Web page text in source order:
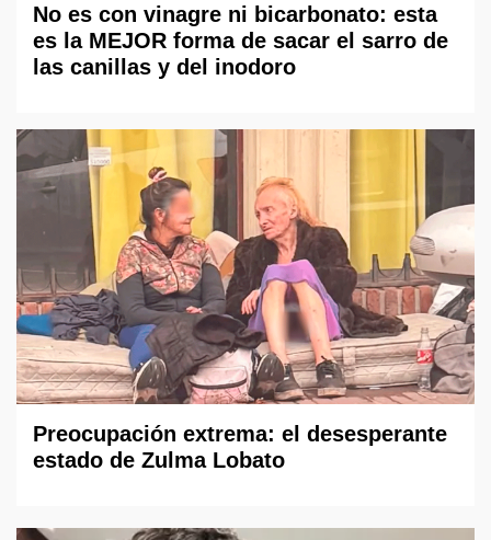
No es con vinagre ni bicarbonato: esta
es la MEJOR forma de sacar el sarro de
las canillas y del inodoro
Preocupación extrema: el desesperante
estado de Zulma Lobato